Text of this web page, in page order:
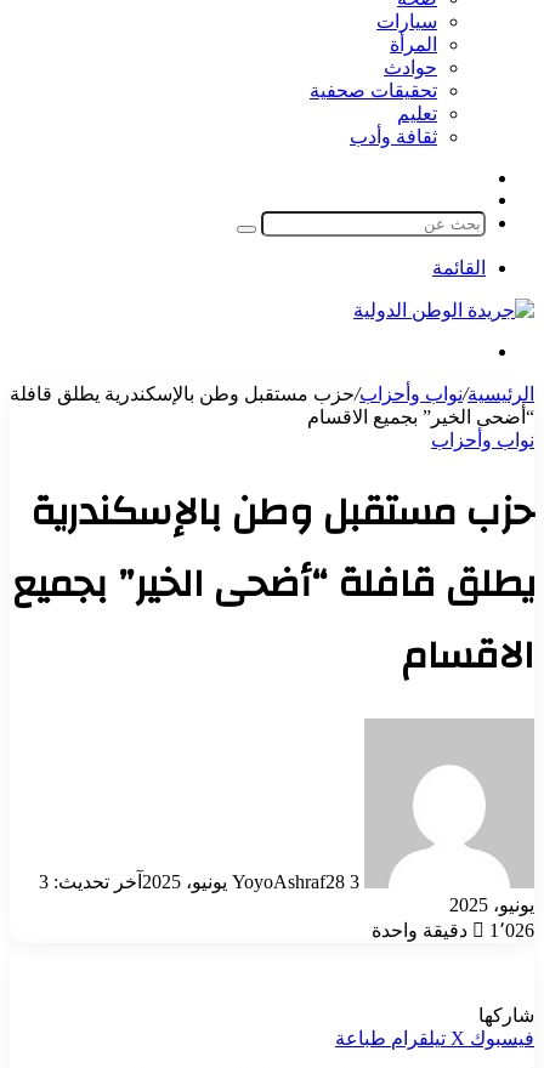
سيارات
المرأة
حوادث
تحقيقات صحفية
تعليم
ثقافة وأدب
المظلم
بحث
القائمة
الرئيسية/نواب وأحزاب/حزب مستقبل وطن بالإسكندرية يطلق قافلة
“أضحى الخير” بجميع الاقسام
نواب وأحزاب
حزب مستقبل وطن بالإسكندرية
يطلق قافلة “أضحى الخير” بجميع
الاقسام
YoyoAshraf28 3 يونيو، 2025
آخر تحديث: 3
يونيو، 2025
1٬026
دقيقة واحدة
شاركها
فيسبوك ‫X تيلقرام طباعة